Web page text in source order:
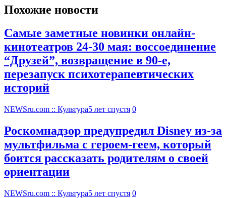
Похожие новости
Самые заметные новинки онлайн-
кинотеатров 24-30 мая: воссоединение
“Друзей”, возвращение в 90-е,
перезапуск психотерапевтических
историй
NEWSru.com :: Культура5 лет спустя 0
Роскомнадзор предупредил Disney из-за
мультфильма c героем-геем, который
боится рассказать родителям о своей
ориентации
NEWSru.com :: Культура5 лет спустя 0